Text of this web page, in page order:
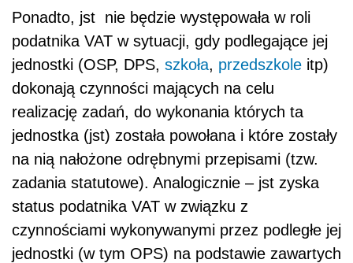
Ponadto, jst nie będzie występowała w roli
podatnika VAT w sytuacji, gdy podlegające jej
jednostki (OSP, DPS, szkoła, przedszkole itp)
dokonają czynności mających na celu
realizację zadań, do wykonania których ta
jednostka (jst) została powołana i które zostały
na nią nałożone odrębnymi przepisami (tzw.
zadania statutowe). Analogicznie – jst zyska
status podatnika VAT w związku z
czynnościami wykonywanymi przez podległe jej
jednostki (w tym OPS) na podstawie zawartych